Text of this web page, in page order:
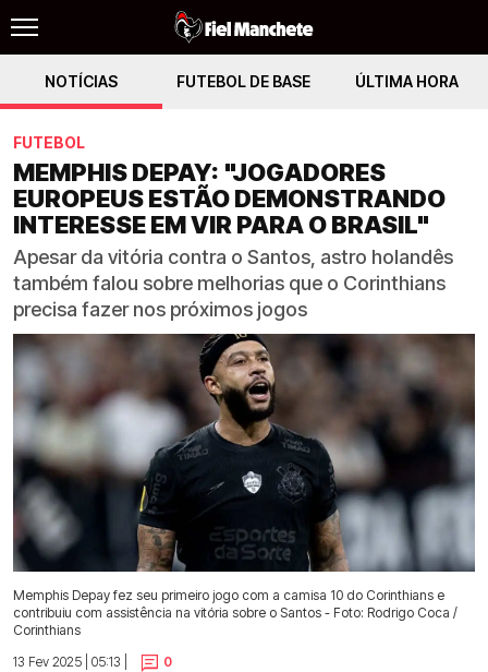
NOTÍCIAS FUTEBOL DE BASE ÚLTIMA HORA
FUTEBOL
MEMPHIS DEPAY: "JOGADORES
EUROPEUS ESTÃO DEMONSTRANDO
INTERESSE EM VIR PARA O BRASIL"
Apesar da vitória contra o Santos, astro holandês
também falou sobre melhorias que o Corinthians
precisa fazer nos próximos jogos
Memphis Depay fez seu primeiro jogo com a camisa 10 do Corinthians e
contribuiu com assistência na vitória sobre o Santos - Foto: Rodrigo Coca /
Corinthians
13 Fev 2025 | 05:13 |
0